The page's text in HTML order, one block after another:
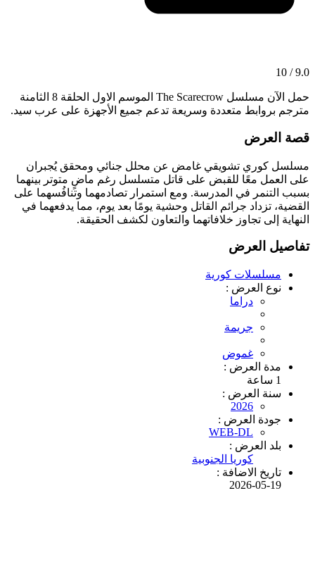
9.0 / 10
حمل الآن مسلسل The Scarecrow الموسم الاول الحلقة 8 الثامنة
مترجم بروابط متعددة وسريعة تدعم جميع الأجهزة على عرب سيد.
قصة العرض
مسلسل كوري تشويقي غامض عن محلل جنائي ومحقق يُجبران
على العمل معًا للقبض على قاتل متسلسل رغم ماضٍ متوتر بينهما
بسبب التنمر في المدرسة. ومع استمرار تصادمهما وتنافُسهما على
القضية، تزداد جرائم القاتل وحشية يومًا بعد يوم، مما يدفعهما في
النهاية إلى تجاوز خلافاتهما والتعاون لكشف الحقيقة.
تفاصيل العرض
مسلسلات كورية
نوع العرض :
دراما
جريمة
غموض
مدة العرض :
1 ساعة
سنة العرض :
2026
جودة العرض :
WEB-DL
بلد العرض :
كوريا الجنوبية
تاريخ الاضافة :
2026-05-19